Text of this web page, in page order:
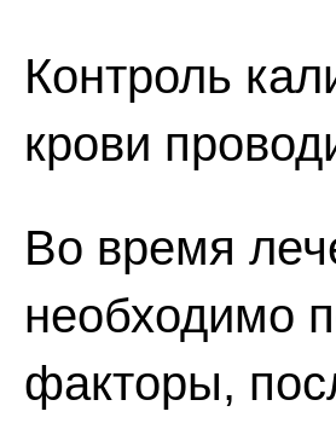
Контроль
крови
Во время
необходимо
факторы,